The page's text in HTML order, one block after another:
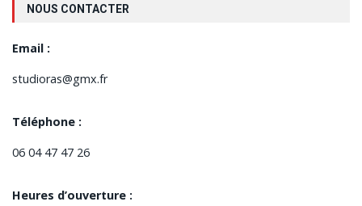
NOUS CONTACTER
Email :
studioras@gmx.fr
Téléphone :
06 04 47 47 26
Heures d’ouverture :